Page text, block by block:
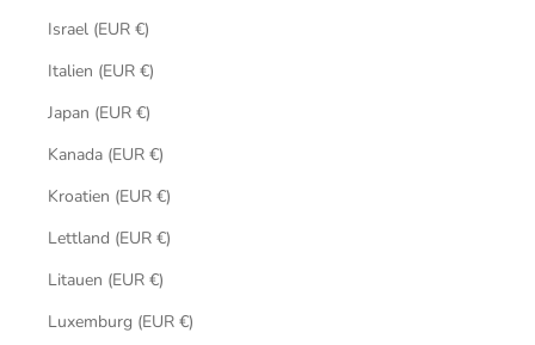
Israel (EUR €)
Italien (EUR €)
Japan (EUR €)
Kanada (EUR €)
Kroatien (EUR €)
Lettland (EUR €)
Litauen (EUR €)
Luxemburg (EUR €)